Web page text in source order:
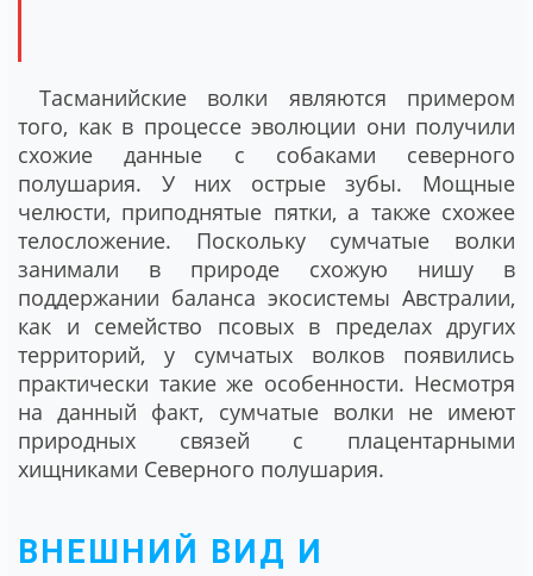
Тасманийские волки являются примером
того, как в процессе эволюции они получили
схожие данные с собаками северного
полушария. У них острые зубы. Мощные
челюсти, приподнятые пятки, а также схожее
телосложение. Поскольку сумчатые волки
занимали в природе схожую нишу в
поддержании баланса экосистемы Австралии,
как и семейство псовых в пределах других
территорий, у сумчатых волков появились
практически такие же особенности. Несмотря
на данный факт, сумчатые волки не имеют
природных связей с плацентарными
хищниками Северного полушария.
ВНЕШНИЙ ВИД И